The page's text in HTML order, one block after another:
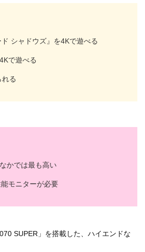
ド シャドウズ』を4Kで遊べる
で遊べる
る
かでは最も高い
モニターが必要
SUPER」を搭載した、ハイエンドな